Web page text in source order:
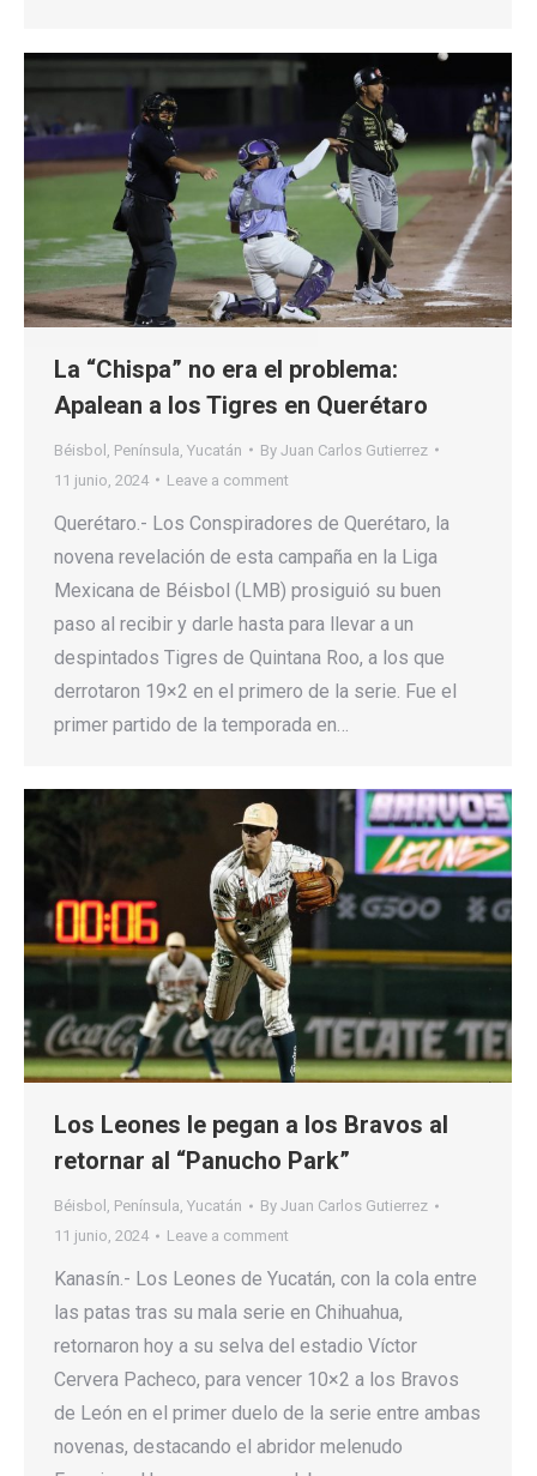
La “Chispa” no era el problema:
Apalean a los Tigres en Querétaro
Béisbol Península Yucatán By Juan Carlos Gutierrez
11 junio, 2024
Leave a comment
Querétaro.- Los Conspiradores de Querétaro, la
novena revelación de esta campaña en la Liga
Mexicana de Béisbol (LMB) prosiguió su buen
paso al recibir y darle hasta para llevar a un
despintados Tigres de Quintana Roo, a los que
derrotaron 19×2 en el primero de la serie. Fue el
primer partido de la temporada en…
Los Leones le pegan a los Bravos al
retornar al “Panucho Park”
Béisbol , Península, Yucatán By Juan Carlos Gutierrez
11 junio, 2024
Leave a comment
Kanasín.- Los Leones de Yucatán, con la cola entre
las patas tras su mala serie en Chihuahua,
retornaron hoy a su selva del estadio Víctor
Cervera Pacheco, para vencer 10×2 a los Bravos
de León en el primer duelo de la serie entre ambas
novenas, destacando el abridor melenudo